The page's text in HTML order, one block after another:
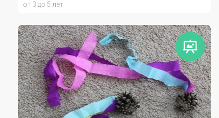
от 3 до 5 лет